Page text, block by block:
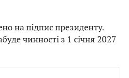
на підпис президенту.
чинності з 1 січня 2027